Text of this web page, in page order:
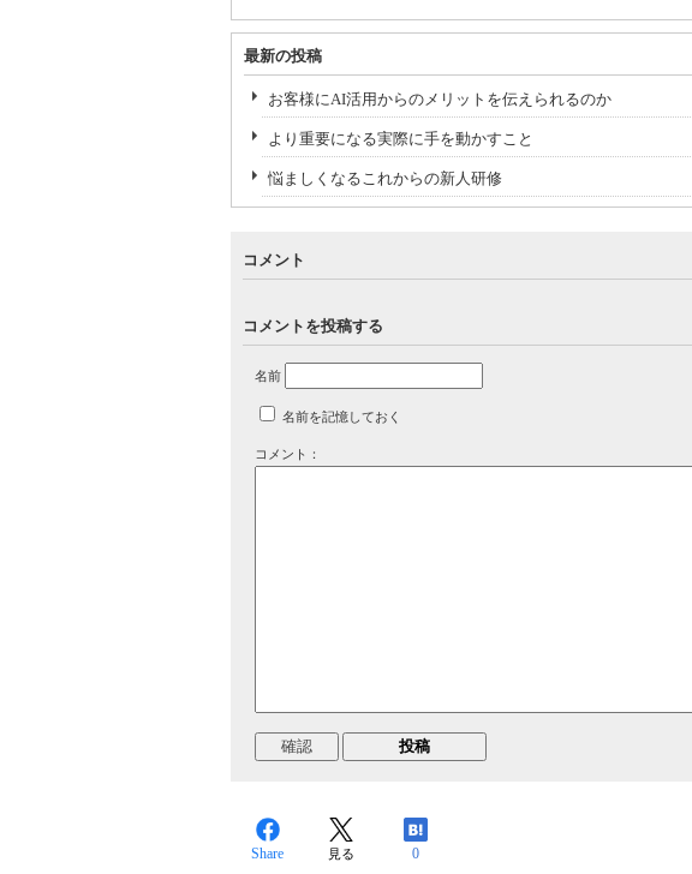
最新の投稿
お客様にAI活用からのメリットを伝えられるのか
より重要になる実際に手を動かすこと
悩ましくなるこれからの新人研修
コメント
コメントを投稿する
名前
名前を記憶しておく
コメント：
Share 見る 0